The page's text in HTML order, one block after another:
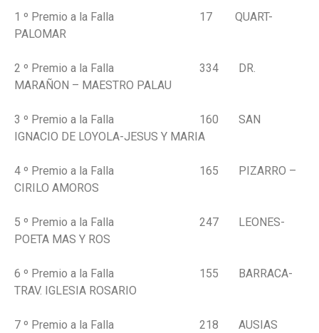
1 º Premio a la Falla 17 QUART-
PALOMAR
2 º Premio a la Falla 334 DR.
MARAÑON – MAESTRO PALAU
3 º Premio a la Falla 160 SAN
IGNACIO DE LOYOLA-JESUS Y MARIA
4 º Premio a la Falla 165 PIZARRO –
CIRILO AMOROS
5 º Premio a la Falla 247 LEONES-
POETA MAS Y ROS
6 º Premio a la Falla 155 BARRACA-
TRAV. IGLESIA ROSARIO
7 º Premio a la Falla 218 AUSIAS